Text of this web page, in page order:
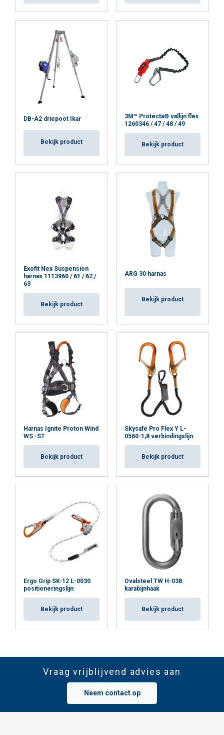
DB-A2 driepoot Ikar
Bekijk product
3M™ Protecta® vallijn flex
1260346 / 47 / 48 / 49
Bekijk product
Exofit Nex Suspension
harnas 1113960 / 61 / 62 /
63
Bekijk product
ARG 30 harnas
Bekijk product
Harnas Ignite Proton Wind
WS -ST
Bekijk product
Skysafe Pro Flex Y L-
0560-1,8 verbindingslijn
Bekijk product
Ergo Grip SK-12 L-0030
positioneringslijn
Bekijk product
Ovalsteel TW H-038
karabijnhaak
Bekijk product
Vraag vrijblijvend advies aan
Neem contact op